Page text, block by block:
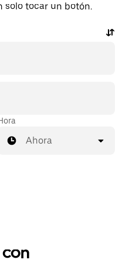
solo tocar un botón.
Ahora